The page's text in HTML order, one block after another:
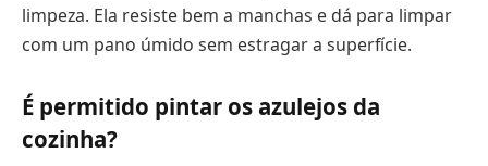
limpeza. Ela resiste bem a manchas e dá para limpar
com um pano úmido sem estragar a superfície.
É permitido pintar os azulejos da
cozinha?